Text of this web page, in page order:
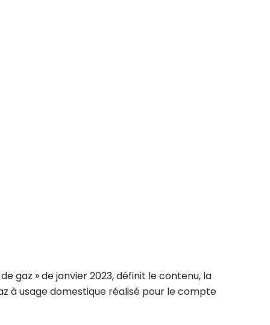
gaz » de janvier 2023, définit le contenu, la
à usage domestique réalisé pour le compte